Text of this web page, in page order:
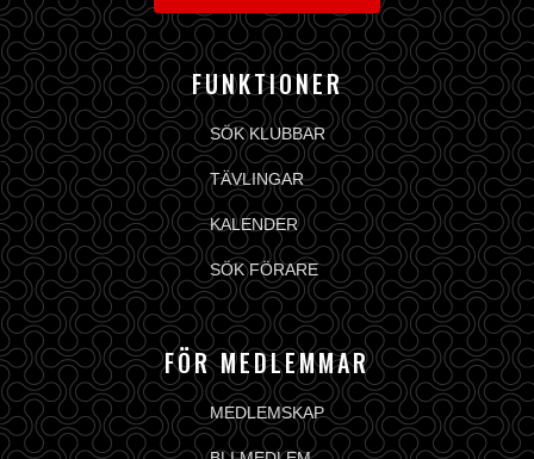
FUNKTIONER
SÖK KLUBBAR
TÄVLINGAR
KALENDER
SÖK FÖRARE
FÖR MEDLEMMAR
MEDLEMSKAP